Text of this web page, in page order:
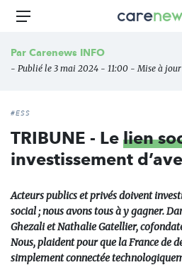
Aller
principal
Carenews,
des
Menu
Par Carenews INFO
- Publié le 3 mai 2024 - 11:00 - Mise à
#ESS
TRIBUNE - Le lien
investissement
Acteurs publics et privés doivent
social ; nous avons tous à y gagner.
Ghezali et Nathalie Gatellier,
Nous, plaident pour que la France de
simplement connectée